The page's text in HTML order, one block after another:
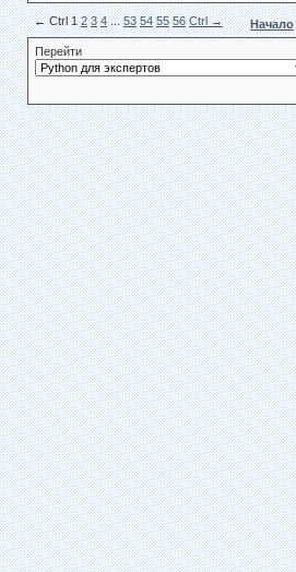
← Сtrl 1 2 3 4...53 54 55 56 Ctrl → Начало
Перейти